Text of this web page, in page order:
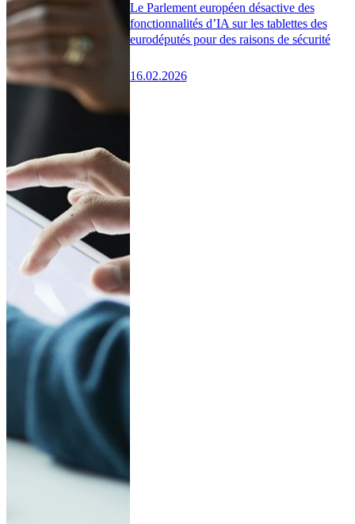
Le Parlement européen désactive des
fonctionnalités d’IA sur les tablettes des
eurodéputés pour des raisons de sécurité
16.02.2026